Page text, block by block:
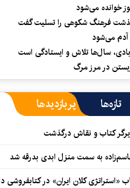
خوانده می‌شود
فرهنگ شکوهی را تسلیت گفت
می‌شود
سال‌ها تلاش و ایستادگی است
در مرز مرگ
تازه‌ها پربازدیدها
کتاب و نقاش درگذشت
قاسم‌زاده به سمت منزل ابدی بدرقه شد
«استراتژی کلان ایران» در کتابفروشی